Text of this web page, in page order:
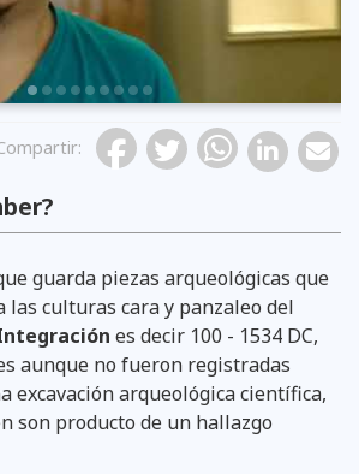
:
guarda piezas arqueológicas que
las culturas cara y panzaleo del
es decir 100 - 1534 DC,
aunque no fueron registradas
excavación arqueológica científica,
son producto de un hallazgo